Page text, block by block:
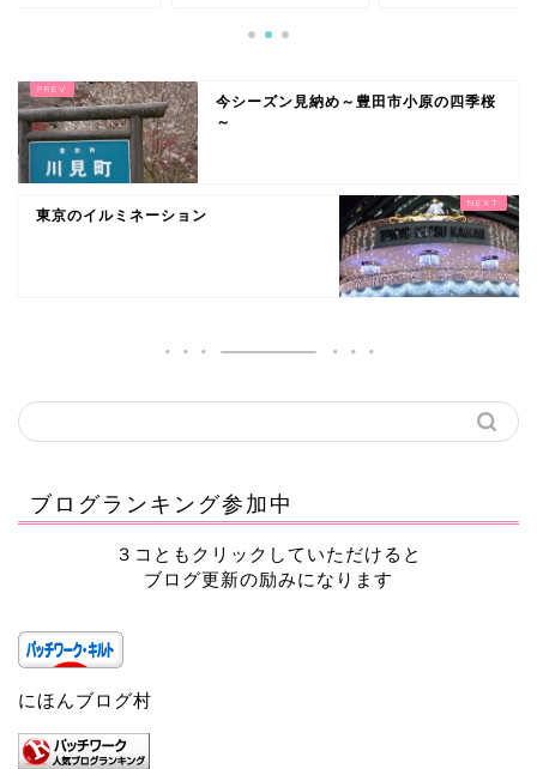
今シーズン見納め～豊田市小原の四季桜
～
東京のイルミネーション
ブログランキング参加中
３コともクリックしていただけると
ブログ更新の励みになります
にほんブログ村